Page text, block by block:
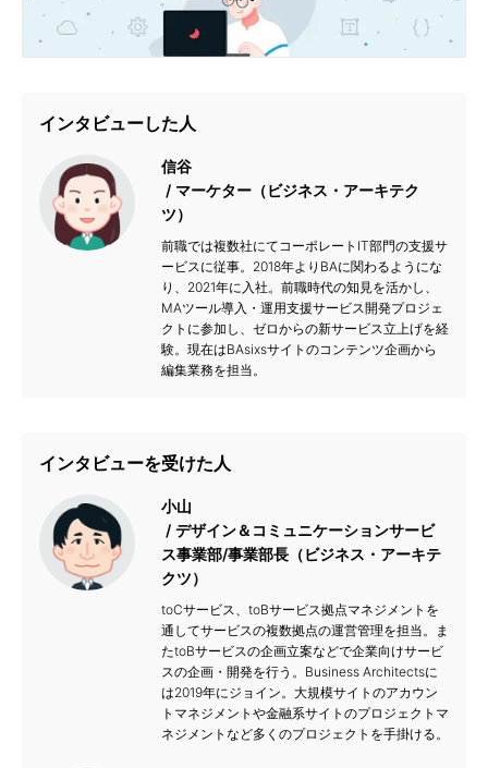
インタビューした人
信谷
マーケター（ビジネス・アーキテク
ツ）
前職では複数社にてコーポレートIT部門の支援サ
ービスに従事。2018年よりBAに関わるようにな
り、2021年に入社。前職時代の知見を活かし、
MAツール導入・運用支援サービス開発プロジェ
クトに参加し、ゼロからの新サービス立上げを経
験。現在はBAsixsサイトのコンテンツ企画から
編集業務を担当。
インタビューを受けた人
小山
デザイン＆コミュニケーションサービ
ス事業部/事業部長（ビジネス・アーキテ
クツ）
toCサービス、toBサービス拠点マネジメントを
通してサービスの複数拠点の運営管理を担当。ま
たtoBサービスの企画立案などで企業向けサービ
スの企画・開発を行う。Business Architectsに
は2019年にジョイン。大規模サイトのアカウン
トマネジメントや金融系サイトのプロジェクトマ
ネジメントなど多くのプロジェクトを手掛ける。